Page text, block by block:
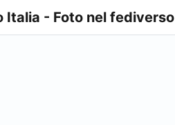
Italia - Foto nel fediverso